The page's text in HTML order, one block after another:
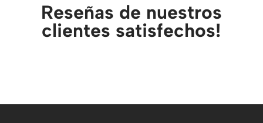
Reseñas de nuestros
clientes satisfechos!